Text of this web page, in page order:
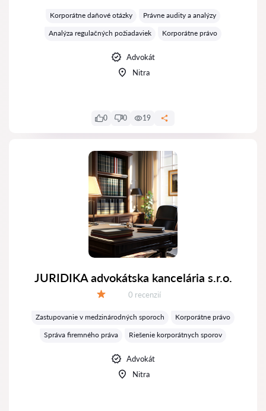
Korporátne daňové otázky
Právne audity a analýzy
Analýza regulačných požiadaviek
Korporátne právo
Advokát
Nitra
0 0 19
JURIDIKA advokátska kancelária s.r.o.
Recenzií:
0 recenzií
Zastupovanie v medzinárodných sporoch
Korporátne právo
Správa firemného práva
Riešenie korporátnych sporov
Advokát
Nitra